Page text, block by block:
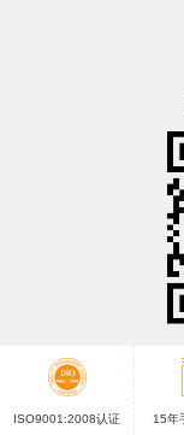
ISO9001:2008认证 15年